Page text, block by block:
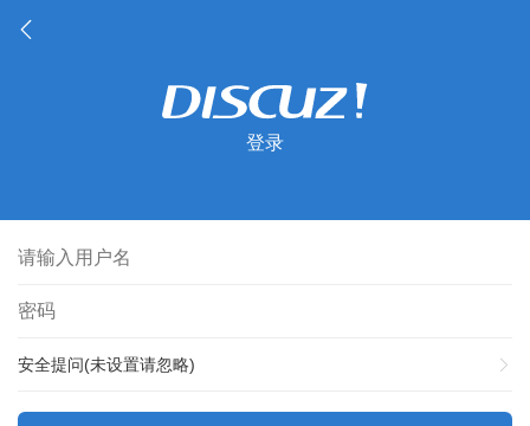
登录
安全提问(未设置请忽略)